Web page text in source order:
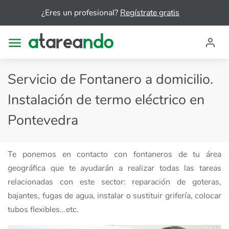
¿Eres un profesional?Regístrate gratis
Servicio de Fontanero a domicilio.
Instalación de termo eléctrico en
Pontevedra
Te ponemos en contacto con fontaneros de tu área
geográfica que te ayudarán a realizar todas las tareas
relacionadas con este sector: reparación de goteras,
bajantes, fugas de agua, instalar o sustituir grifería, colocar
tubos flexibles...etc.